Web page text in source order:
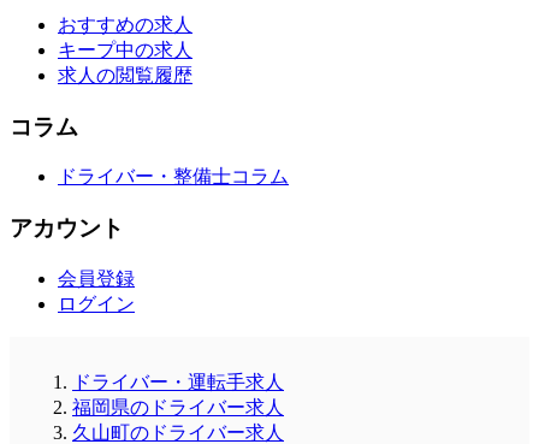
おすすめの求人
キープ中の求人
求人の閲覧履歴
コラム
ドライバー・整備士コラム
アカウント
会員登録
ログイン
ドライバー・運転手求人
福岡県のドライバー求人
久山町のドライバー求人